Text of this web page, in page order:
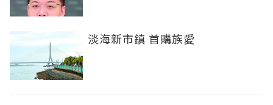
淡海新市鎮 首購族愛